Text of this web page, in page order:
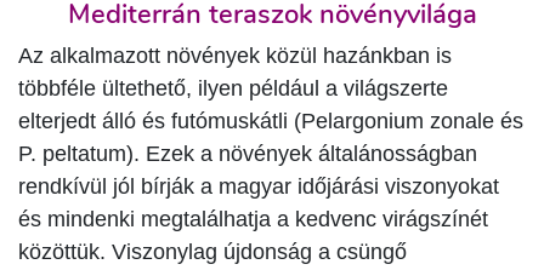
Mediterrán teraszok növényvilága
Az alkalmazott növények közül hazánkban is
többféle ültethető, ilyen például a világszerte
elterjedt álló és futómuskátli (Pelargonium zonale és
P. peltatum). Ezek a növények általánosságban
rendkívül jól bírják a magyar időjárási viszonyokat
és mindenki megtalálhatja a kedvenc virágszínét
közöttük. Viszonylag újdonság a csüngő